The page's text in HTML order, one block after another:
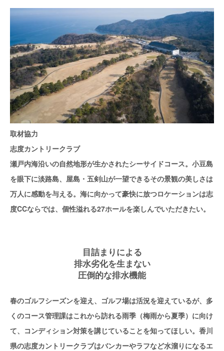
取材協力
志度カントリークラブ
瀬戸内海沿いの自然地形が生かされたシーサイドコース。小豆島
を眼下に淡路島、屋島・五剣山が一望できるその景観の美しさは
万人に感動を与える。海に向かって豪快に放つロケーションは志
度CCならでは、個性溢れる27ホールを楽しんでいただきたい。
目詰まりによる
排水劣化を生まない
圧倒的な排水機能
春のゴルフシーズンを迎え、ゴルフ場は活況を迎えているが、多
くのコース管理課はこれから訪れる雨季（梅雨から夏季）に向け
て、コンディション対策を講じていることを知ってほしい。香川
県の志度カントリークラブはバンカーやラフなど水溜りになるエ